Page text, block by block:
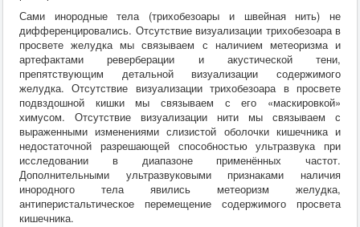
Сами инородные тела (трихобезоары и швейная нить) не
дифференцировались. Отсутствие визуализации трихобезоара в
просвете желудка мы связываем с наличием метеоризма и
артефактами реверберации и акустической тени,
препятствующим детальной визуализации содержимого
желудка. Отсутствие визуализации трихобезоара в просвете
подвздошной кишки мы связываем с его «маскировкой»
химусом. Отсутствие визуализации нити мы связываем с
выраженными изменениями слизистой оболочки кишечника и
недостаточной разрешающей способностью ультразвука при
исследовании в диапазоне применённых частот.
Дополнительными ультразвуковыми признаками наличия
инородного тела явились метеоризм желудка,
антиперистальтическое перемещение содержимого просвета
кишечника.